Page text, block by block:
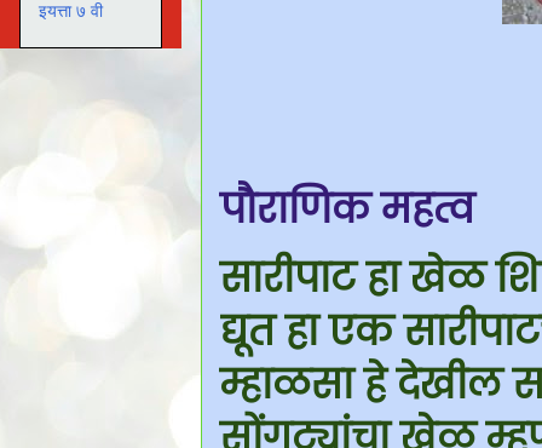
पौराणिक महत्व
सारीपाट हा खेळ
द्यूत हा एक
म्हाळसा हे देखील
इयत्ता ७ वी